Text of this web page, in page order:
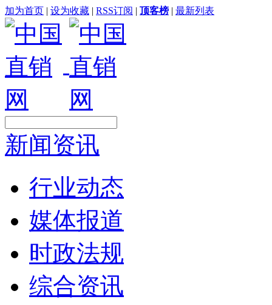
加为首页 | 设为收藏 | RSS订阅 | 顶客榜 | 最新列表
新闻资讯
行业动态
媒体报道
时政法规
综合资讯